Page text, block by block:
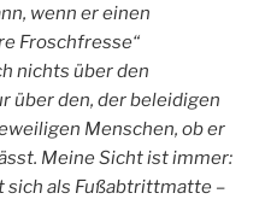
wenn er einen
Froschfresse“
nichts über den
über den, der beleidigen
Menschen, ob er
Meine Sicht ist immer:
sich als Fußabtrittmatte –